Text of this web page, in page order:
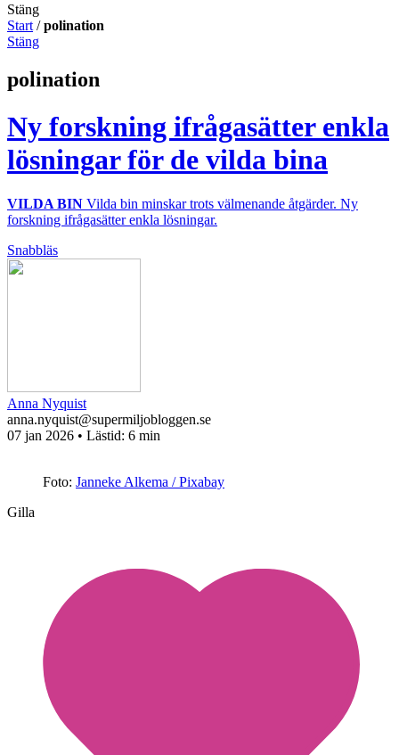
Stäng
Start /polination
Stäng
polination
Ny forskning ifrågasätter enkla
lösningar för de vilda bina
VILDA BIN Vilda bin minskar trots välmenande åtgärder. Ny
forskning ifrågasätter enkla lösningar.
Snabbläs
Anna Nyquist
anna.nyquist@supermiljobloggen.se
07 jan 2026 • Lästid: 6 min
Foto: Janneke Alkema / Pixabay
Gilla